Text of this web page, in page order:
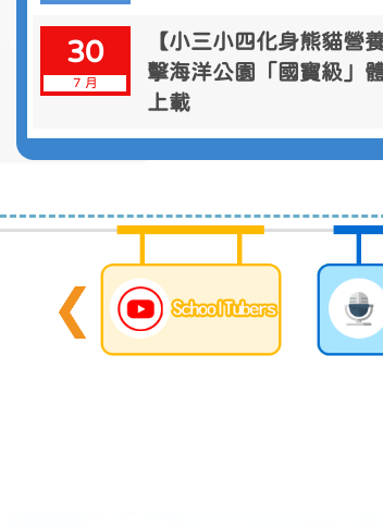
30
7 月
【小三小四化身熊貓營
擊海洋公園「國寶級」
上載
29
7 月
Hear Me Daddy 已上載
27
2026 InnoBot 亞太區
「親子魔術」工作坊 活